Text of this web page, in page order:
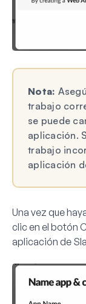
Nota:
trabajo
se puede
aplicación.
trabajo
aplicación
Una vez que
clic en el botón
aplicación de